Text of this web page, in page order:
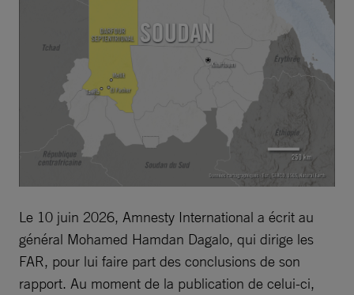
Le 10 juin 2026, Amnesty International a écrit au
général Mohamed Hamdan Dagalo, qui dirige les
FAR, pour lui faire part des conclusions de son
rapport. Au moment de la publication de celui-ci,